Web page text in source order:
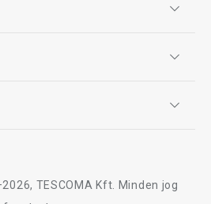
TESCOMA Kft. Minden jog